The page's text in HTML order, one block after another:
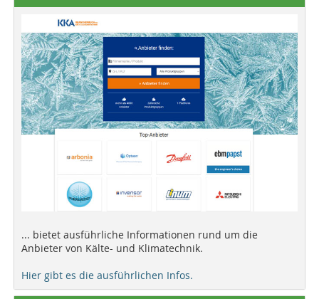
... bietet ausführliche Informationen rund um die
Anbieter von Kälte- und Klimatechnik.
Hier gibt es die ausführlichen Infos.